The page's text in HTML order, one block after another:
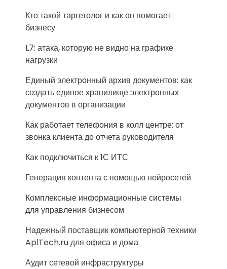
Кто такой таргетолог и как он помогает
бизнесу
L7: атака, которую не видно на графике
нагрузки
Единый электронный архив документов: как
создать единое хранилище электронных
документов в организации
Как работает телефония в колл центре: от
звонка клиента до отчета руководителя
Как подключиться к 1С ИТС
Генерация контента с помощью нейросетей
Комплексные информационные системы
для управления бизнесом
Надежный поставщик компьютерной техники
AplTech.ru для офиса и дома
Аудит сетевой инфраструктуры